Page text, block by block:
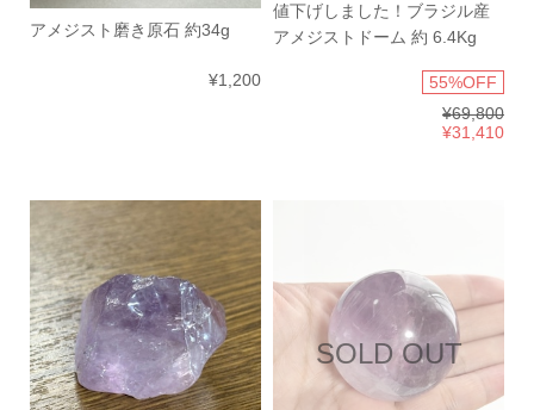
アメジスト磨き原石 約34g
¥1,200
値下げしました！ブラジル産
アメジストドーム 約 6.4Kg
55%OFF
¥69,800
¥31,410
SOLD OUT